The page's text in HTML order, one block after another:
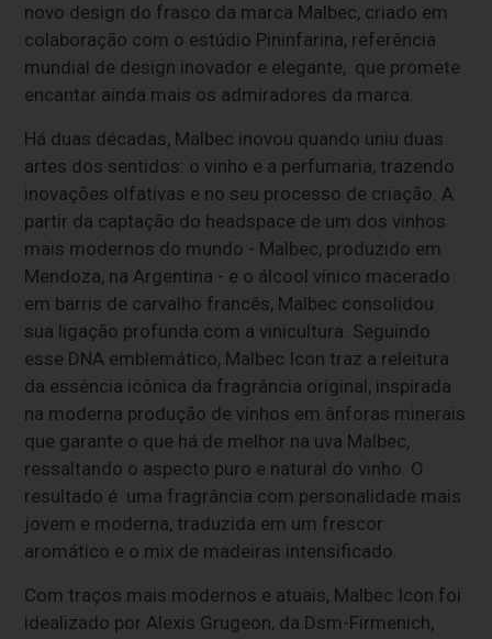
novo design do frasco da marca Malbec, criado em
colaboração com o estúdio Pininfarina, referência
mundial de design inovador e elegante, que promete
encantar ainda mais os admiradores da marca.
Há duas décadas, Malbec inovou quando uniu duas
artes dos sentidos: o vinho e a perfumaria, trazendo
inovações olfativas e no seu processo de criação. A
partir da captação do headspace de um dos vinhos
mais modernos do mundo - Malbec, produzido em
Mendoza, na Argentina - e o álcool vínico macerado
em barris de carvalho francês, Malbec consolidou
sua ligação profunda com a vinicultura. Seguindo
esse DNA emblemático, Malbec Icon traz a releitura
da essência icônica da fragrância original, inspirada
na moderna produção de vinhos em ânforas minerais
que garante o que há de melhor na uva Malbec,
ressaltando o aspecto puro e natural do vinho. O
resultado é uma fragrância com personalidade mais
jovem e moderna, traduzida em um frescor
aromático e o mix de madeiras intensificado.
Com traços mais modernos e atuais, Malbec Icon foi
idealizado por Alexis Grugeon, da Dsm-Firmenich,